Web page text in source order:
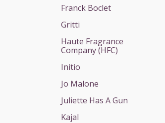
Franck Boclet
Gritti
Haute Fragrance
Company (HFC)
Initio
Jo Malone
Juliette Has A Gun
Kajal